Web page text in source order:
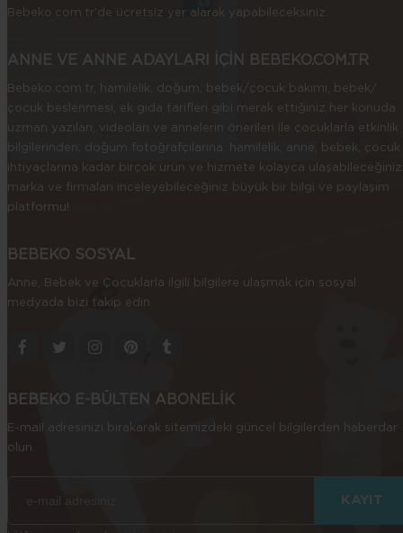
Bebeko.com.tr’de ücretsiz yer alarak yapabileceksiniz.
ANNE VE ANNE ADAYLARI İÇİN BEBEKO.COM.TR
Bebeko.com.tr, hamilelik, doğum, bebek/çocuk bakımı, bebek/
çocuk beslenmesi, ek gıda tarifleri gibi merak ettiğiniz her konuda
uzman yazıları, videoları ve annelerin önerileri ile çocuklarla etkinlik
bilgilerinden, doğum fotoğrafçılarına, hamilelik, anne, bebek, çocuk
ihtiyaçlarına kadar birçok ürün ve hizmete kolayca ulaşabileceğiniz
marka ve firmaları inceleyebileceğiniz büyük bir bilgi ve paylaşım
platformu!
BEBEKO SOSYAL
Anne, Bebek ve Çocuklarla ilgili bilgilere ulaşmak için sosyal
medyada bizi takip edin.
BEBEKO E-BÜLTEN ABONELİK
E-mail adresinizi bırakarak sitemizdeki güncel bilgilerden haberdar
olun.